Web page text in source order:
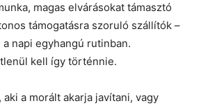
magas elvárásokat támasztó
támogatásra szoruló szállítók –
napi egyhangú rutinban.
kell így történnie.
aki a morált akarja javítani, vagy